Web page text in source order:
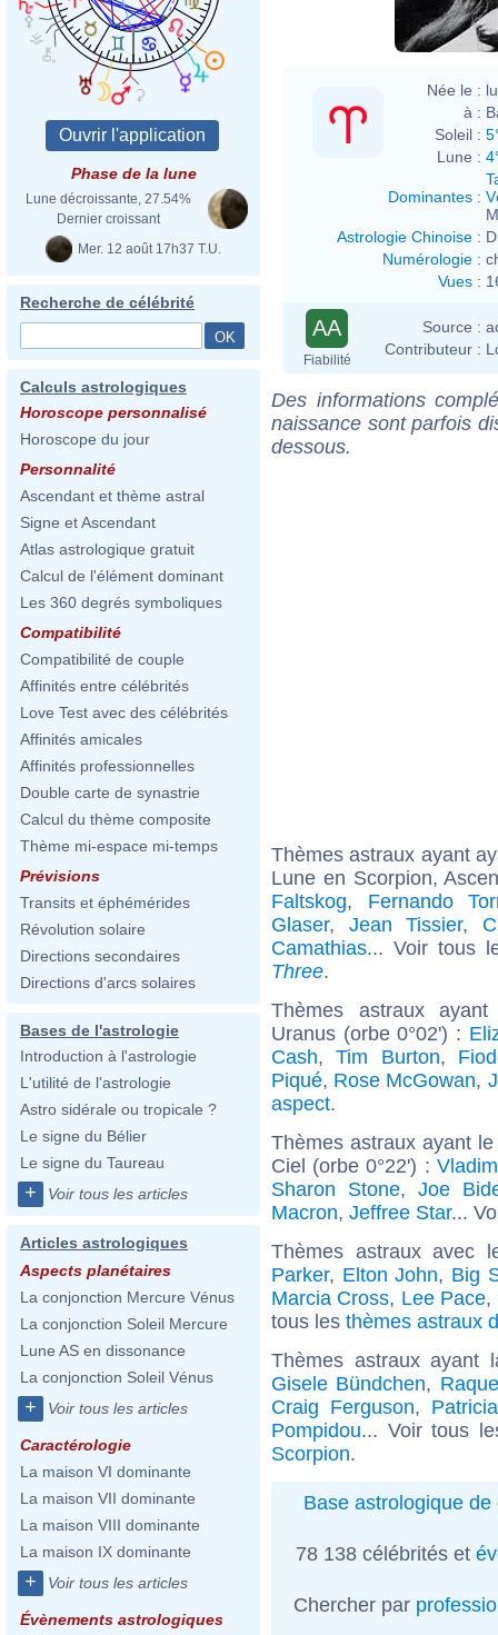
Phase de la lune
Lune décroissante, 27.54%
Dernier croissant
Mer. 12 août 17h37 T.U.
Recherche de célébrité
Calculs astrologiques
Horoscope personnalisé
Horoscope du jour
Personnalité
Ascendant et thème astral
Signe et Ascendant
Atlas astrologique gratuit
Calcul de l'élément dominant
Les 360 degrés symboliques
Compatibilité
Compatibilité de couple
Affinités entre célébrités
Love Test avec des célébrités
Affinités amicales
Affinités professionnelles
Double carte de synastrie
Calcul du thème composite
Thème mi-espace mi-temps
Prévisions
Transits et éphémérides
Révolution solaire
Directions secondaires
Directions d'arcs solaires
Bases de l'astrologie
Introduction à l'astrologie
L'utilité de l'astrologie
Astro sidérale ou tropicale ?
Le signe du Bélier
Le signe du Taureau
+ Voir tous les articles
Articles astrologiques
Aspects planétaires
La conjonction Mercure Vénus
La conjonction Soleil Mercure
Lune AS en dissonance
La conjonction Soleil Vénus
+ Voir tous les articles
Caractérologie
La maison VI dominante
La maison VII dominante
La maison VIII dominante
La maison IX dominante
+ Voir tous les articles
Évènements astrologiques
Née le :
à :
Soleil :
Lune :
Dominantes :
Astrologie Chinoise :
Numérologie :
Vues :
AA
Fiabilité
Source :
Contributeur :
Des informations
naissance sont parfois
dessous.
Thèmes astraux ayant
Lune en Scorpion,
Faltskog, Fernando
Glaser, Jean Tissier,
Camathias... Voir tous
Three.
Thèmes astraux
Uranus (orbe 0°02') :
Cash,Tim Burton,
Piqué, Rose McGowan,
aspect.
Thèmes astraux ayant
Ciel (orbe 0°22') :
Sharon Stone, Joe
Macron, Jeffree Star...
Thèmes astraux avec
Parker, Elton John, Big
Marcia Cross, Lee Pace,
tous les thèmes astraux
Thèmes astraux
Gisele Bündchen,
Craig Ferguson,
Pompidou... Voir tous
Scorpion.
Base astrologique de
78 138 célébrités et
Chercher par